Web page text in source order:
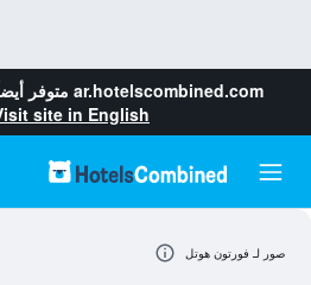
ar.hotelscombined.com متوفر
site in English
صور لـ فورتون هوتل